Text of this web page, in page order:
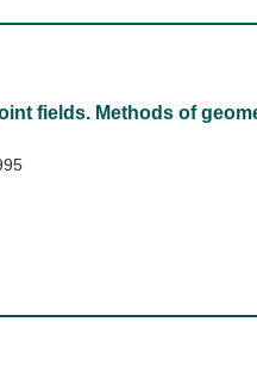
fields. Methods of